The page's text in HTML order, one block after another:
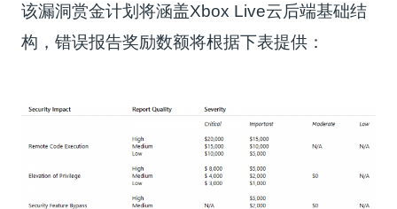
该漏洞赏金计划将涵盖Xbox Live云后端基础结
构，错误报告奖励数额将根据下表提供：